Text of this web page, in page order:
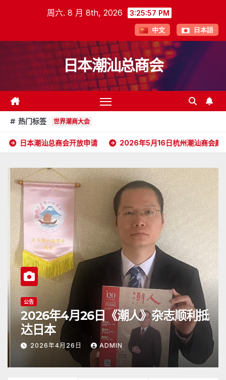
周六. 8 月 8th, 2026 3:25:58 PM
中文 日本語
日本潮汕总商会
热门标签 世界潮商大会
会开放申请 2026年5月16日杭州潮汕商会颜会长访日
公告
2026年4月26日《潮人》杂志顺利抵
达日本
2026年4月26日 ADMIN